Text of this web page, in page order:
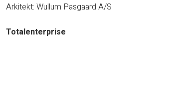
Arkitekt: Wullum Pasgaard A/S
Totalenterprise